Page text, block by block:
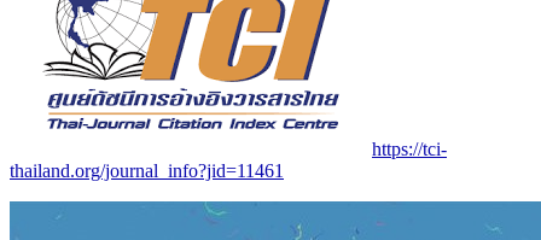
https://tci-
thailand.org/journal_info?jid=11461